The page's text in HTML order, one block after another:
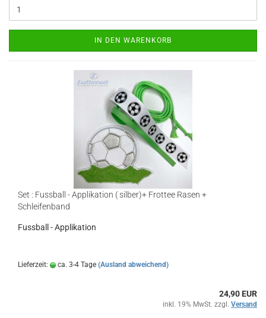
IN DEN WARENKORB
Set : Fussball - Applikation ( silber)+ Frottee Rasen +
Schleifenband
Fussball - Applikation
Lieferzeit: ca. 3-4 Tage (Ausland abweichend)
24,90 EUR
inkl. 19% MwSt. zzgl. Versand